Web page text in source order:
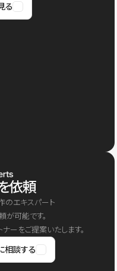
る
依頼
エキスパート
が可能です。
ーをご提案いたします。
相談する